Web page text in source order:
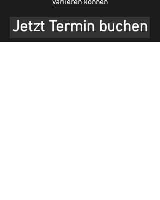
variieren können
Jetzt Termin buchen